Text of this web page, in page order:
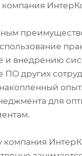
компания
и внедрению
ПО других
для
компания